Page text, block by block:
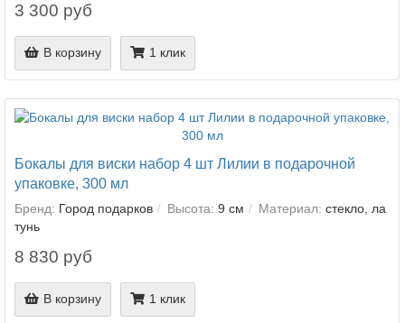
3 300 руб
В корзину 1 клик
Бокалы для виски набор 4 шт Лилии в подарочной
упаковке, 300 мл
Бренд: Город подарков Высота: 9 см Материал: стекло, ла
тунь
8 830 руб
В корзину 1 клик